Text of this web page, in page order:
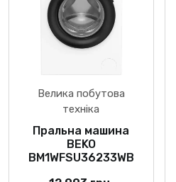
Велика побутова
техніка
Пральна машина
BEKO
BM1WFSU36233WB